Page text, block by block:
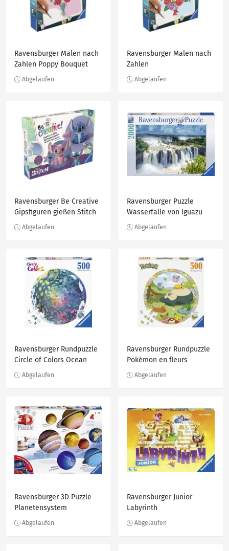
Ravensburger Malen nach
Zahlen Poppy Bouquet
Ravensburger Malen nach
Zahlen
Ravensburger Be Creative
Gipsfiguren gießen Stitch
Ravensburger Puzzle
Wasserfälle von Iguazu
Ravensburger Rundpuzzle
Circle of Colors Ocean
Ravensburger Rundpuzzle
Pokémon en fleurs
Ravensburger 3D Puzzle
Planetensystem
Ravensburger Junior
Labyrinth